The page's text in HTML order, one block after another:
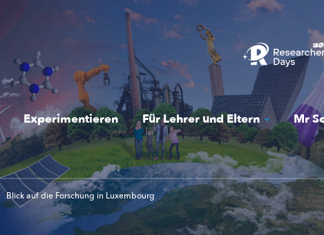
Experimentieren Für Lehrer und Eltern Mr
Blick auf die Forschung in Luxembourg